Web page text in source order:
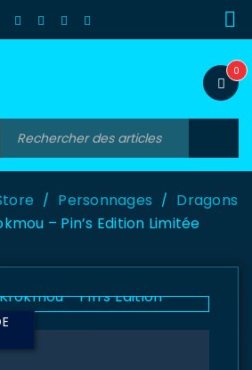
0
/ Personnages / Dragons
– Pin’s Edition Limitée